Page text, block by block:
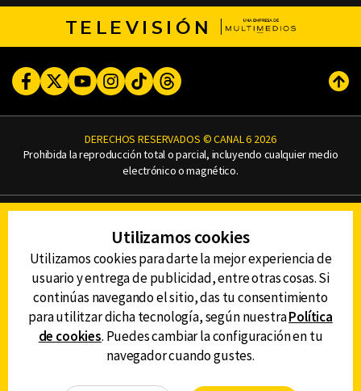
TELEVISIÓN
FacebookTwitterYoutubeInstagram
TikTokThreads
DERECHOS RESERVADOS © CANAL 6 2026
Prohibida la reproducción total o parcial, incluyendo cualquier medio
electrónico o magnético.
AVISO DE PRIVACIDAD
AVISO LEGAL
DEFENSORÍA DE LAS AUDIENCIAS
DESCARGA LA APP DE CANAL 6
Utilizamos cookies
Utilizamos cookies para darte la mejor experiencia de
usuario y entrega de publicidad, entre otras cosas. Si
continúas navegando el sitio, das tu consentimiento
para utilitzar dicha tecnología, según nuestraPolítica
de cookies. Puedes cambiar la configuración en tu
navegador cuando gustes.